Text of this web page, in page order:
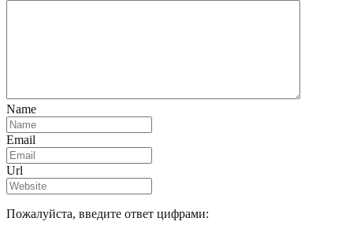
Name
Email
Url
Пожалуйста, введите ответ цифрами: